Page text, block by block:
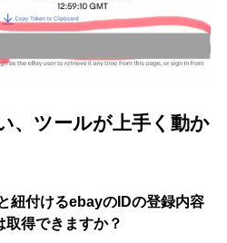
、ツールが上手く動か
紐付けるebayのIDの登録内容
取得できますか？